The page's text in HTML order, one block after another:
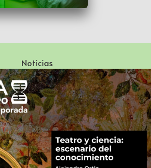
Noticias
Literatura Mexicana del Siglo XX